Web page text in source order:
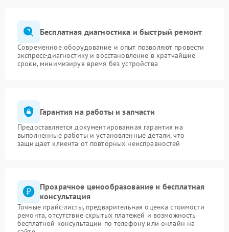
Бесплатная диагностика и быстрый ремонт
Современное оборудование и опыт позволяют провести
экспресс-диагностику и восстановление в кратчайшие
сроки, минимизируя время без устройства
Гарантия на работы и запчасти
Предоставляется документированная гарантия на
выполненные работы и установленные детали, что
защищает клиента от повторных неисправностей
Прозрачное ценообразование и бесплатная
консультация
Точные прайс-листы, предварительная оценка стоимости
ремонта, отсутствие скрытых платежей и возможность
бесплатной консультации по телефону или онлайн на